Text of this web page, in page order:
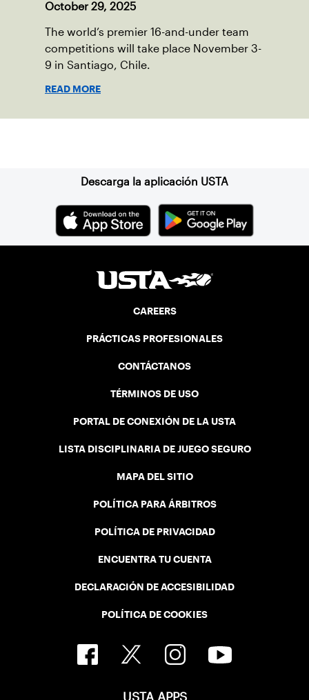
October 29, 2025
The world’s premier 16-and-under team
competitions will take place November 3-
9 in Santiago, Chile.
READ MORE
Descarga la aplicación USTA
CAREERS
PRÁCTICAS PROFESIONALES
CONTÁCTANOS
TÉRMINOS DE USO
PORTAL DE CONEXIÓN DE LA USTA
LISTA DISCIPLINARIA DE JUEGO SEGURO
MAPA DEL SITIO
POLÍTICA PARA ÁRBITROS
POLÍTICA DE PRIVACIDAD
ENCUENTRA TU CUENTA
DECLARACIÓN DE ACCESIBILIDAD
POLÍTICA DE COOKIES